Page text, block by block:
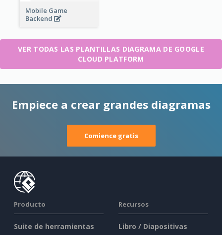
Mobile Game
Backend
VER TODAS LAS PLANTILLAS DIAGRAMA DE GOOGLE
CLOUD PLATFORM
Empiece a crear grandes diagramas
Comience gratis
Producto
Suite de herramientas
Recursos
Libro / Diapositivas